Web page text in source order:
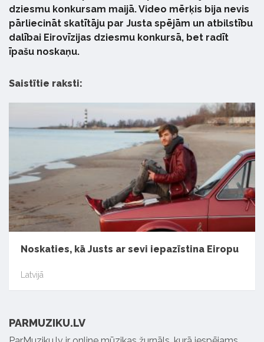
dziesmu konkursam maijā. Video mērķis bija nevis
pārliecināt skatītāju par Justa spējām un atbilstību
dalībai Eirovīzijas dziesmu konkursā, bet radīt
īpašu noskaņu.
Saistītie raksti:
Noskaties, kā Justs ar sevi iepazīstina Eiropu
Latvijā
PARMUZIKU.LV